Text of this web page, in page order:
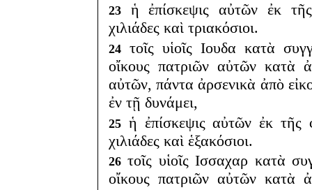
23
ἡ ἐπίσκεψις αὐτῶν ἐκ
χιλιάδες καὶ τριακόσιοι.
24 τοῖς υἱοῖς Ιουδα κατὰ
οἴκους πατριῶν αὐτῶν κατὰ
αὐτῶν, πάντα ἀρσενικὰ ἀπὸ
ἐν τῇ δυνάμει,
25 ἡ ἐπίσκεψις αὐτῶν ἐκ τῆς
χιλιάδες καὶ ἑξακόσιοι.
26 τοῖς υἱοῖς Ισσαχαρ κατὰ
οἴκους πατριῶν αὐτῶν κατὰ